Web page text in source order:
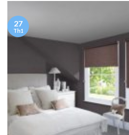
27
Th1